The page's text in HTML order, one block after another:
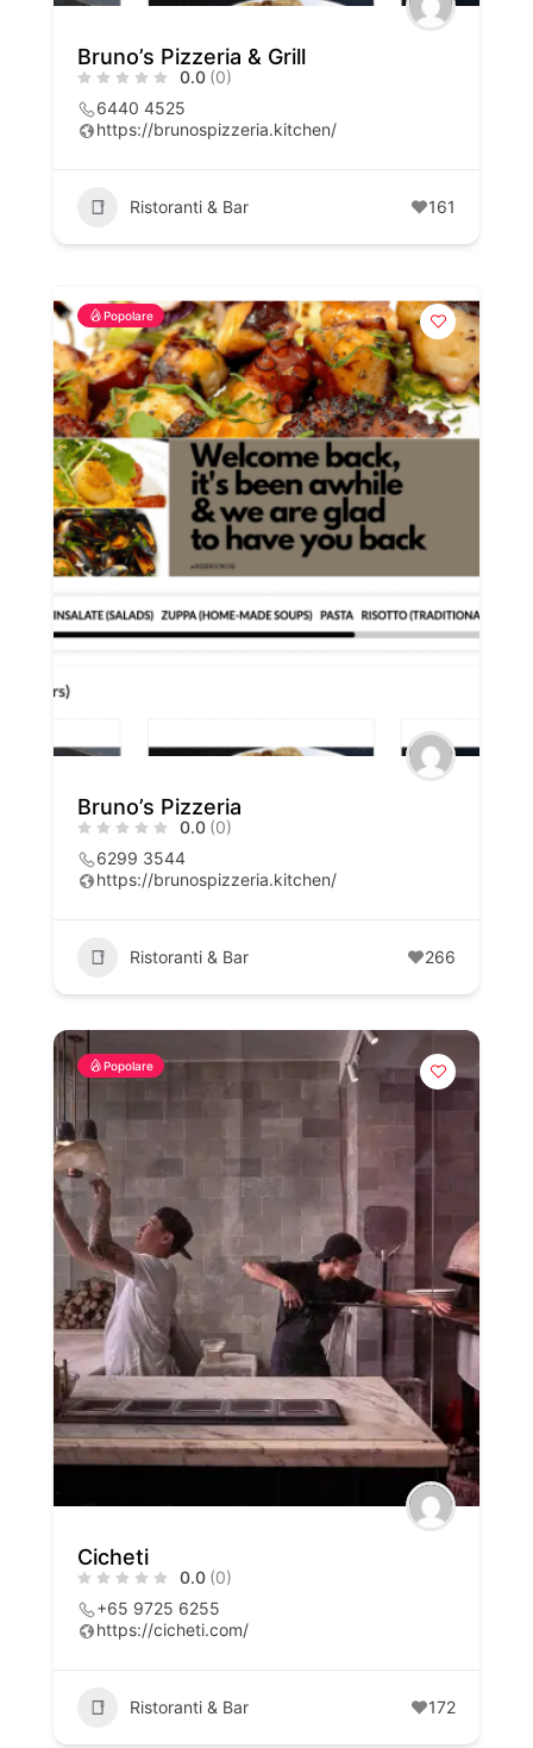
Bruno’s Pizzeria & Grill
0.0 (0)
6440 4525
https://brunospizzeria.kitchen/
Ristoranti & Bar 161
Popolare
Bruno’s Pizzeria
0.0 (0)
6299 3544
https://brunospizzeria.kitchen/
Ristoranti & Bar 266
Popolare
Cicheti
0.0 (0)
+65 9725 6255
https://cicheti.com/
Ristoranti & Bar 172